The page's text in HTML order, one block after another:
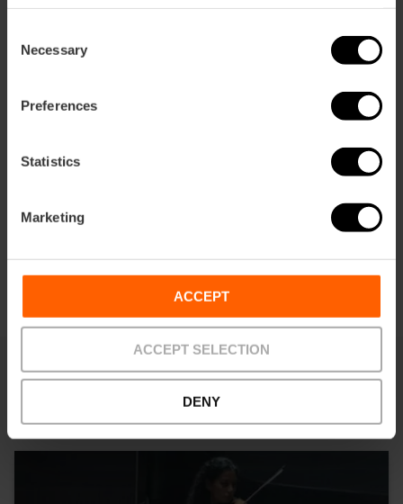
Selection
Necessary
Preferences
Statistics
Marketing
ACCEPT
ACCEPT SELECTION
DENY
También te puede interesar